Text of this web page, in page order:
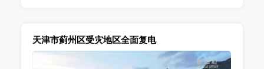
天津市蓟州区受灾地区全面复电